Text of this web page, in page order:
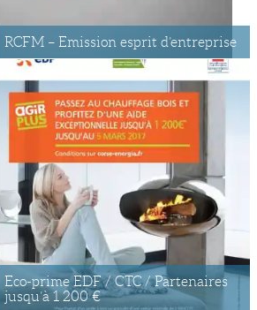
RCFM – Emission esprit d’entreprise
Eco-prime EDF / CTC / Partenaires
jusqu’à 1 200 €